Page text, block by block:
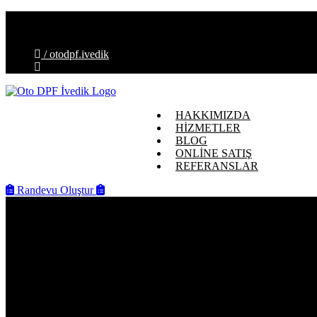
/ otodpf.ivedik
HAKKIMIZDA
HİZMETLER
BLOG
ONLİNE SATIŞ
REFERANSLAR
Randevu Oluştur